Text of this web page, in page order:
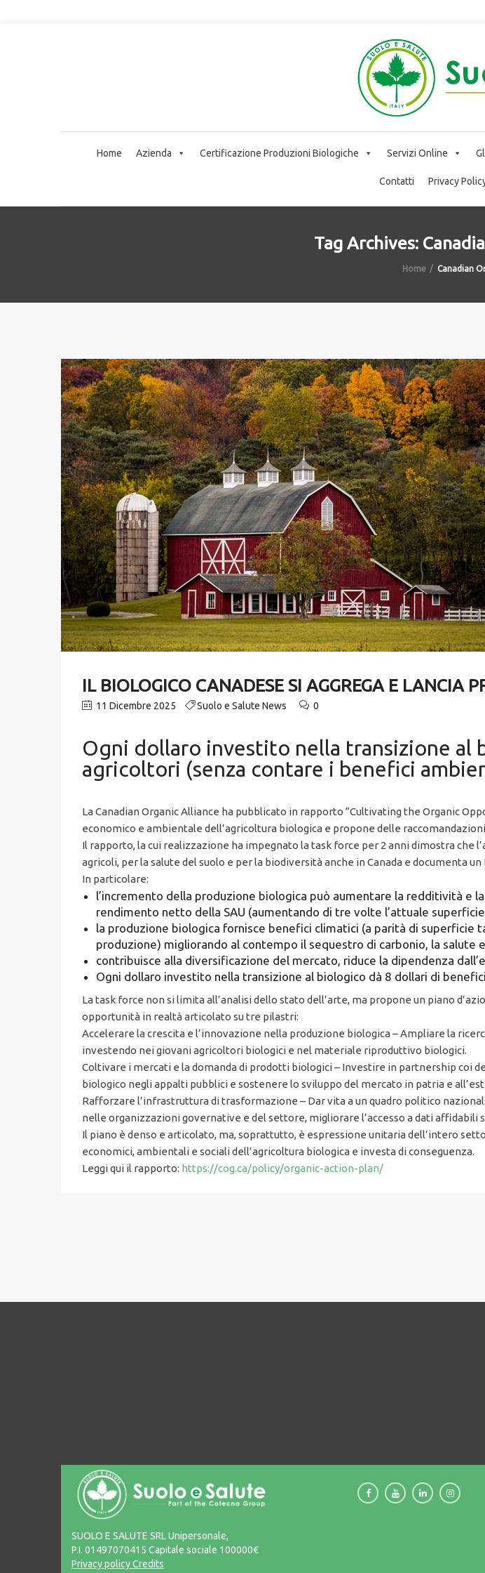
Home Azienda Certificazione Produzioni Biologiche Servizi Online
Contatti Privacy
Tag Archives:
Home Canadian
IL BIOLOGICO CANADESE SI AGGREGA E LANCIA
11 Dicembre 2025 Suolo e Salute News 0
Ogni dollaro investito nella transizione al
agricoltori (senza contare i benefici
La Canadian Organic Alliance ha pubblicato in rapporto “Cultivating the Organic
economico e ambientale dell’agricoltura biologica e propone delle
Il rapporto, la cui realizzazione ha impegnato la task force per 2 anni dimostra
agricoli, per la salute del suolo e per la biodiversità anche in Canada e
In particolare:
l’incremento della produzione biologica può aumentare la redditività e
rendimento netto della SAU (aumentando di tre volte l’attuale
la produzione biologica fornisce benefici climatici (a parità di superficie
produzione) migliorando al contempo il sequestro di carbonio, la salute
contribuisce alla diversificazione del mercato, riduce la dipendenza
Ogni dollaro investito nella transizione al biologico dà 8 dollari di
La task force non si limita all’analisi dello stato dell’arte, ma propone un piano
opportunità in realtà articolato su tre pilastri:
Accelerare la crescita e l’innovazione nella produzione biologica – Ampliare la
investendo nei giovani agricoltori biologici e nel materiale riproduttivo biologici.
Coltivare i mercati e la domanda di prodotti biologici – Investire in partnership
biologico negli appalti pubblici e sostenere lo sviluppo del mercato in patria e
Rafforzare l’infrastruttura di trasformazione – Dar vita a un quadro politico
nelle organizzazioni governative e del settore, migliorare l’accesso a dati affidabili
Il piano è denso e articolato, ma, soprattutto, è espressione unitaria dell’intero
economici, ambientali e sociali dell’agricoltura biologica e investa di conseguenza.
Leggi qui il rapporto: https://cog.ca/policy/organic-action-plan/
SUOLO E SALUTE SRL Unipersonale,
P.I. 01497070415 Capitale sociale 100000€
Privacy policyCredits